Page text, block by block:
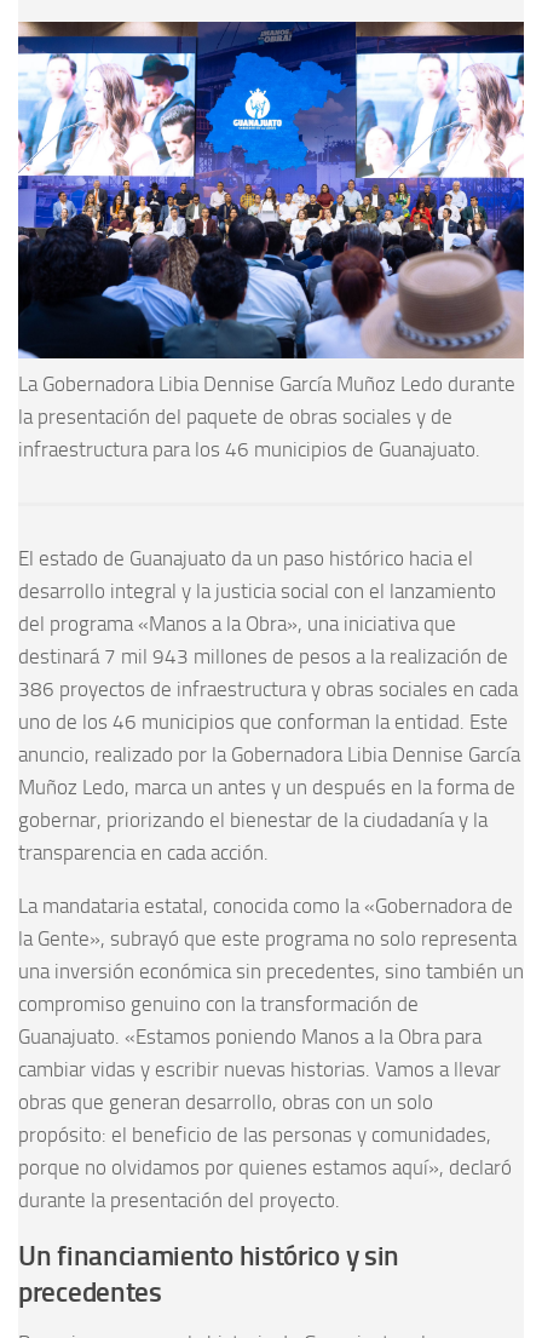
La Gobernadora Libia Dennise García Muñoz Ledo durante
la presentación del paquete de obras sociales y de
infraestructura para los 46 municipios de Guanajuato.
El estado de Guanajuato da un paso histórico hacia el
desarrollo integral y la justicia social con el lanzamiento
del programa «Manos a la Obra», una iniciativa que
destinará 7 mil 943 millones de pesos a la realización de
386 proyectos de infraestructura y obras sociales en cada
uno de los 46 municipios que conforman la entidad. Este
anuncio, realizado por la Gobernadora Libia Dennise García
Muñoz Ledo, marca un antes y un después en la forma de
gobernar, priorizando el bienestar de la ciudadanía y la
transparencia en cada acción.
La mandataria estatal, conocida como la «Gobernadora de
la Gente», subrayó que este programa no solo representa
una inversión económica sin precedentes, sino también un
compromiso genuino con la transformación de
Guanajuato. «Estamos poniendo Manos a la Obra para
cambiar vidas y escribir nuevas historias. Vamos a llevar
obras que generan desarrollo, obras con un solo
propósito: el beneficio de las personas y comunidades,
porque no olvidamos por quienes estamos aquí», declaró
durante la presentación del proyecto.
Un financiamiento histórico y sin
precedentes